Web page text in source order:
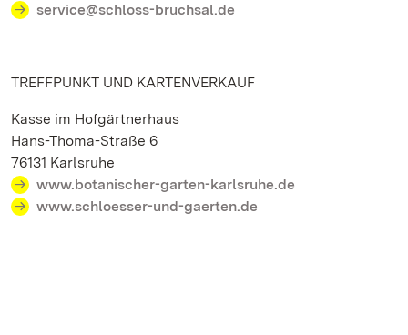
service@schloss-bruchsal.de
TREFFPUNKT UND KARTENVERKAUF
Kasse im Hofgärtnerhaus
Hans-Thoma-Straße 6
76131 Karlsruhe
www.botanischer-garten-karlsruhe.de
www.schloesser-und-gaerten.de